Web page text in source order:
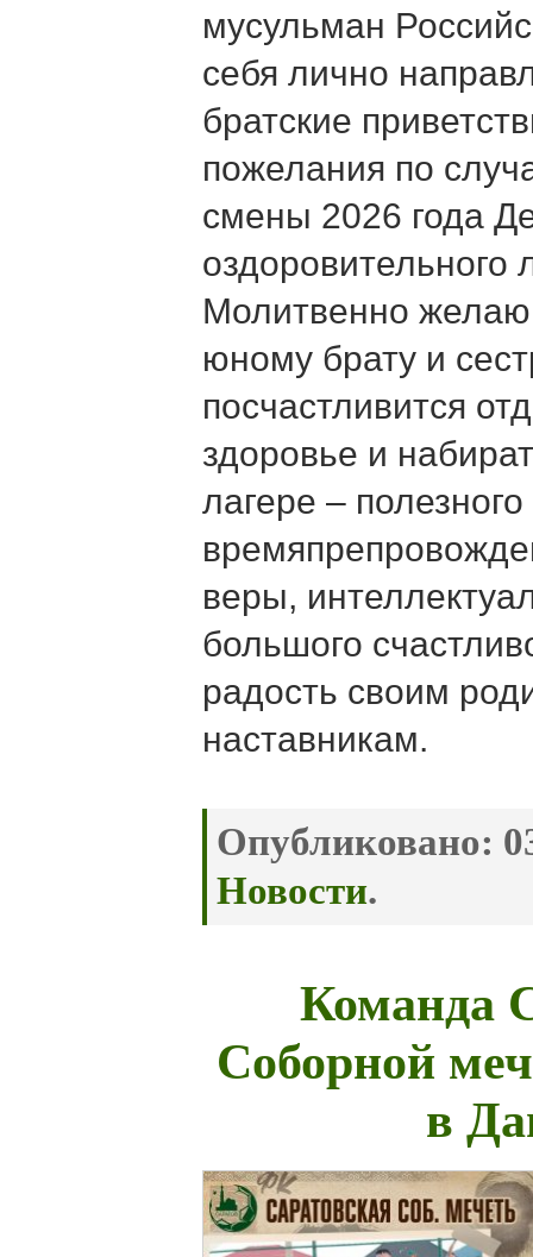
мусульман
себя лично
братские
пожелания по
смены 2026 года
оздоровительного
Молитвенно
юному брату и
посчастливится
здоровье и
лагере – полезного
веры,
большого
радость своим
наставникам.
Опубликовано:
Новости.
Команда
Соборной
в